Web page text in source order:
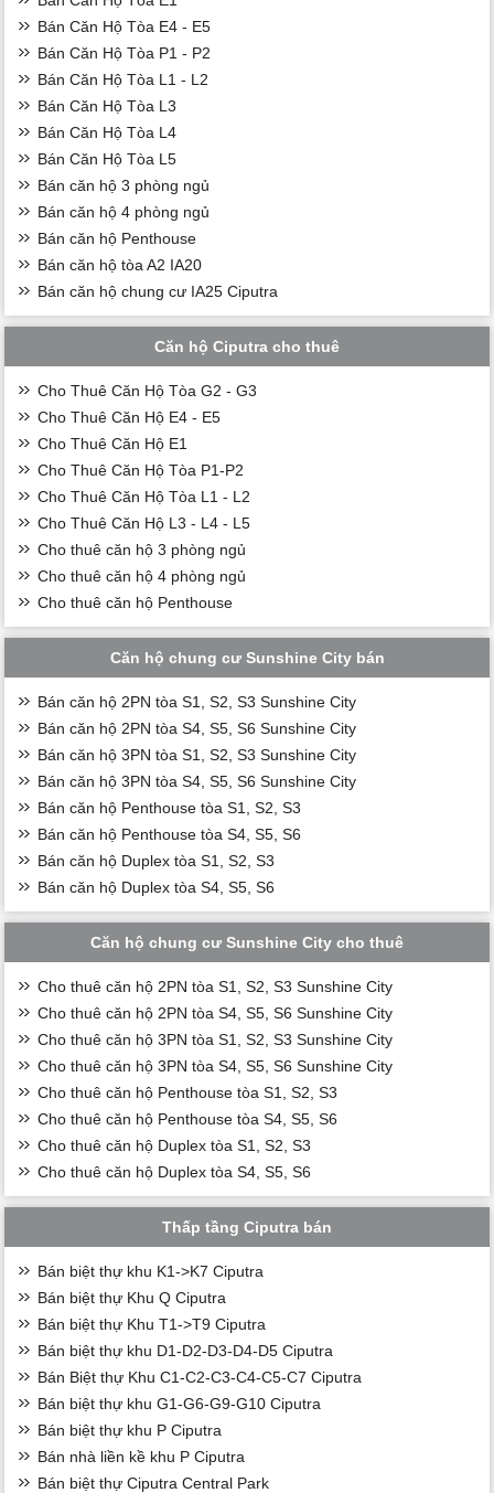
Bán Căn Hộ Tòa E4 - E5
Bán Căn Hộ Tòa P1 - P2
Bán Căn Hộ Tòa L1 - L2
Bán Căn Hộ Tòa L3
Bán Căn Hộ Tòa L4
Bán Căn Hộ Tòa L5
Bán căn hộ 3 phòng ngủ
Bán căn hộ 4 phòng ngủ
Bán căn hộ Penthouse
Bán căn hộ tòa A2 IA20
Bán căn hộ chung cư IA25 Ciputra
Căn hộ Ciputra cho thuê
Cho Thuê Căn Hộ Tòa G2 - G3
Cho Thuê Căn Hộ E4 - E5
Cho Thuê Căn Hộ E1
Cho Thuê Căn Hộ Tòa P1-P2
Cho Thuê Căn Hộ Tòa L1 - L2
Cho Thuê Căn Hộ L3 - L4 - L5
Cho thuê căn hộ 3 phòng ngủ
Cho thuê căn hộ 4 phòng ngủ
Cho thuê căn hộ Penthouse
Căn hộ chung cư Sunshine City bán
Bán căn hộ 2PN tòa S1, S2, S3 Sunshine City
Bán căn hộ 2PN tòa S4, S5, S6 Sunshine City
Bán căn hộ 3PN tòa S1, S2, S3 Sunshine City
Bán căn hộ 3PN tòa S4, S5, S6 Sunshine City
Bán căn hộ Penthouse tòa S1, S2, S3
Bán căn hộ Penthouse tòa S4, S5, S6
Bán căn hộ Duplex tòa S1, S2, S3
Bán căn hộ Duplex tòa S4, S5, S6
Căn hộ chung cư Sunshine City cho thuê
Cho thuê căn hộ 2PN tòa S1, S2, S3 Sunshine City
Cho thuê căn hộ 2PN tòa S4, S5, S6 Sunshine City
Cho thuê căn hộ 3PN tòa S1, S2, S3 Sunshine City
Cho thuê căn hộ 3PN tòa S4, S5, S6 Sunshine City
Cho thuê căn hộ Penthouse tòa S1, S2, S3
Cho thuê căn hộ Penthouse tòa S4, S5, S6
Cho thuê căn hộ Duplex tòa S1, S2, S3
Cho thuê căn hộ Duplex tòa S4, S5, S6
Thấp tầng Ciputra bán
Bán biệt thự khu K1->K7 Ciputra
Bán biệt thự Khu Q Ciputra
Bán biệt thự Khu T1->T9 Ciputra
Bán biệt thự khu D1-D2-D3-D4-D5 Ciputra
Bán Biệt thự Khu C1-C2-C3-C4-C5-C7 Ciputra
Bán biệt thự khu G1-G6-G9-G10 Ciputra
Bán biệt thự khu P Ciputra
Bán nhà liền kề khu P Ciputra
Bán biệt thự Ciputra Central Park